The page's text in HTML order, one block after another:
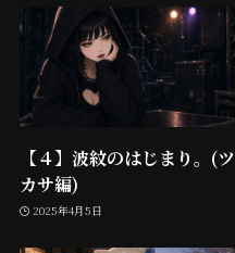
【４】波紋のはじまり。(ツ
カサ編)
2025年4月5日